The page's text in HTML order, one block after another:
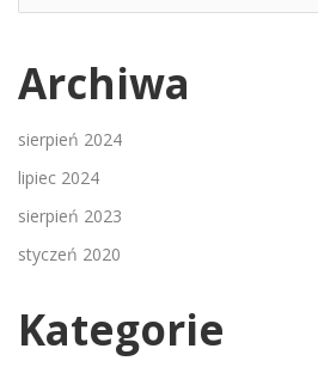
Archiwa
sierpień 2024
lipiec 2024
sierpień 2023
styczeń 2020
Kategorie